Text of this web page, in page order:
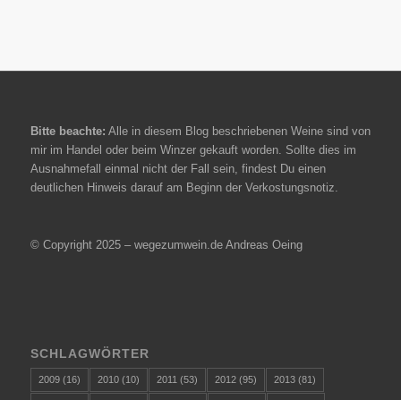
Bitte beachte: Alle in diesem Blog beschriebenen Weine sind von
mir im Handel oder beim Winzer gekauft worden. Sollte dies im
Ausnahmefall einmal nicht der Fall sein, findest Du einen
deutlichen Hinweis darauf am Beginn der Verkostungsnotiz.
© Copyright 2025 – wegezumwein.de Andreas Oeing
SCHLAGWÖRTER
2009(16) 2010(10) 2011 (53) 2012(95) 2013(81)